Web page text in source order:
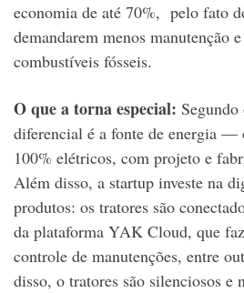
economia de até 70%, pelo fato
demandarem menos manutenção
combustíveis fósseis.
O que a torna especial:
diferencial é a fonte de energia —
100% elétricos, com projeto e
Além disso, a startup investe na
produtos: os tratores são
da plataforma YAK Cloud, que
controle de manutenções, entre
disso, o tratores são silenciosos e